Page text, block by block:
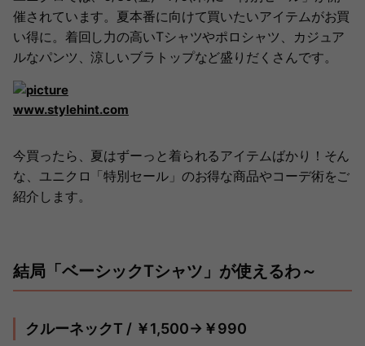
催されています。夏本番に向けて買いたいアイテムがお買
い得に。着回し力の高いTシャツやポロシャツ、カジュア
ルなパンツ、涼しいブラトップなど盛りだくさんです。
www.stylehint.com
今買ったら、夏はずーっと着られるアイテムばかり！そん
な、ユニクロ「特別セール」のお得な商品やコーデ術をご
紹介します。
結局「ベーシックTシャツ」が使えるわ～
クルーネックT / ￥1,500→￥990